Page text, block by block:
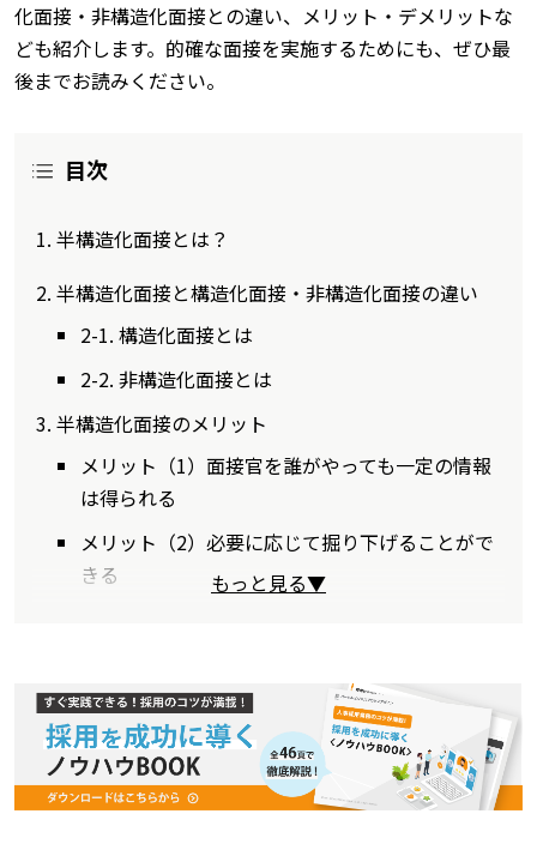
化面接・非構造化面接との違い、メリット・デメリットな
ども紹介します。的確な面接を実施するためにも、ぜひ最
後までお読みください。
目次
半構造化面接とは？
半構造化面接と構造化面接・非構造化面接の違い
2-1. 構造化面接とは
2-2. 非構造化面接とは
半構造化面接のメリット
メリット（1）面接官を誰がやっても一定の情報
は得られる
メリット（2）必要に応じて掘り下げることがで
きる
もっと見る▼